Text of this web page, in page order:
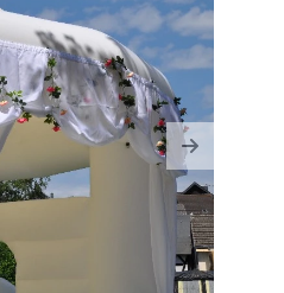
Next